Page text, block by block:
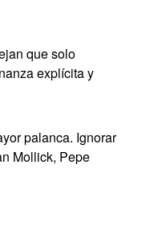
que solo
explícita y
palanca. Ignorar
Mollick, Pepe